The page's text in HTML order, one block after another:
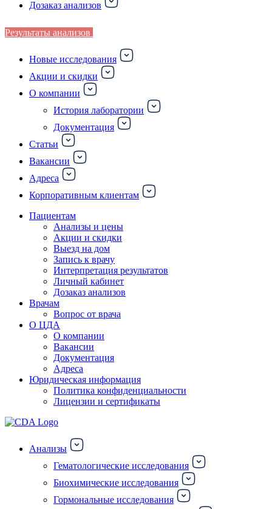
Дозаказ анализов
Результаты анализов
Новые исследования
Акции и скидки
О компании
История лаборатории
Документация
Статьи
Вакансии
Адреса
Корпоративным клиентам
Пациентам
Анализы и цены
Акции и скидки
Выезд на дом
Запись к врачу
Интерпретация результатов
Личный кабинет
Дозаказ анализов
Врачам
Вопрос от врача
О ЦДА
О компании
Вакансии
Документация
Адреса
Юридическая информация
Политика конфиденциальности
Лицензии и сертификаты
Анализы
Гематологические исследования
Биохимические исследования
Гормональные исследования